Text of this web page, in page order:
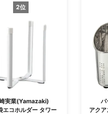
2位
実業(Yamazaki)
エコホルダー タワー
パ
アク